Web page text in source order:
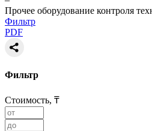
Прочее оборудование контроля
Фильтр
PDF
Фильтр
Стоимость, ₸